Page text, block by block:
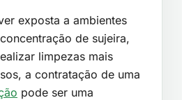
exposta a ambientes
de sujeira,
limpezas mais
a contratação de uma
pode ser uma